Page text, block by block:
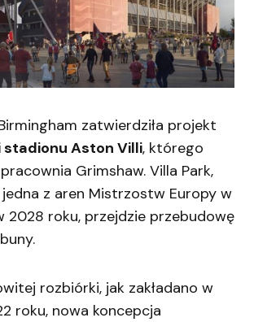
zatwierdziła projekt
Aston Villi, którego
Grimshaw. Villa Park,
z aren Mistrzostw Europy w
2028 roku, przejdzie przebudowę
rozbiórki, jak zakładano w
roku, nowa koncepcja